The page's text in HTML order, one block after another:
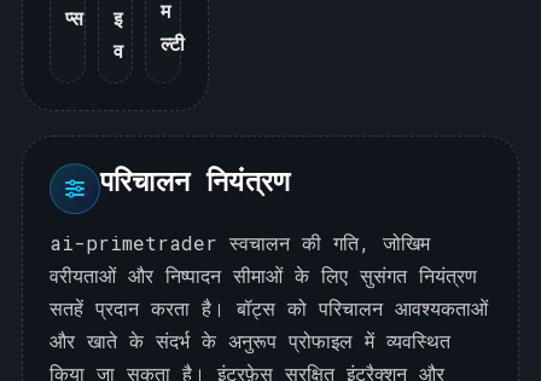
प्स
इ
व
म
ल्टी
परिचालन नियंत्रण
ai-primetrader स्वचालन की गति, जोखिम
वरीयताओं और निष्पादन सीमाओं के लिए सुसंगत नियंत्रण
सतहें प्रदान करता है। बॉट्स को परिचालन आवश्यकताओं
और खाते के संदर्भ के अनुरूप प्रोफाइल में व्यवस्थित
किया जा सकता है। इंटरफ़ेस सुरक्षित इंटरैक्शन और